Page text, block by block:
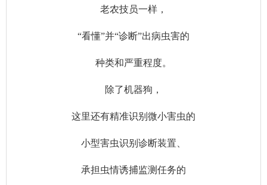
老农技员一样，
“看懂”并“诊断”出病虫害的
种类和严重程度。
除了机器狗，
这里还有精准识别微小害虫的
小型害虫识别诊断装置、
承担虫情诱捕监测任务的